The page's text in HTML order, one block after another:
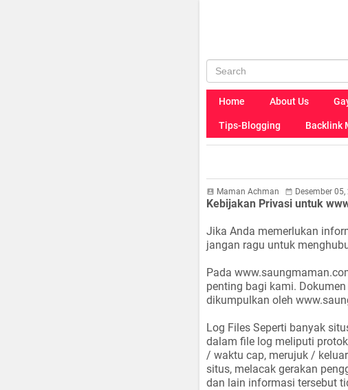
Home About Us
Tips-Blogging Backlink
Maman Achman Desember
Kebijakan Privasi untuk
Jika Anda memerlukan
jangan ragu untuk
Pada
penting bagi kami.
dikumpulkan oleh
Log FilesSeperti banyak
dalam file log meliputi
/ waktu cap, merujuk /
situs, melacak gerakan
dan lain informasi tersebut